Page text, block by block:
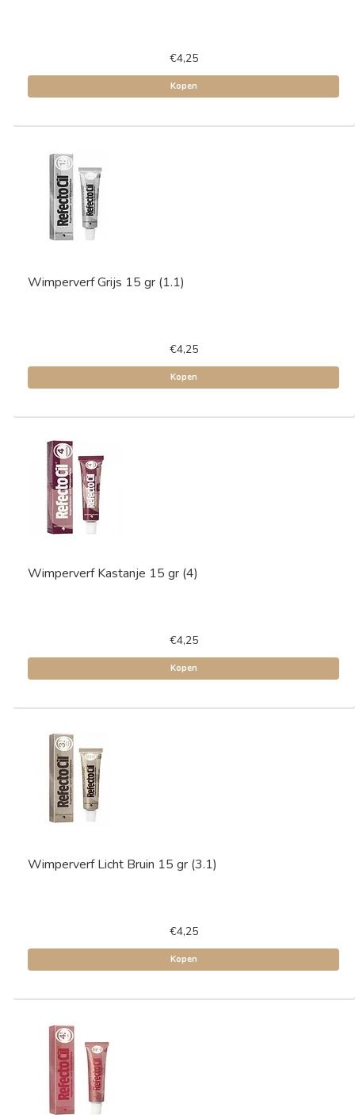
€4,25
Kopen
Wimperverf Grijs 15 gr (1.1)
€4,25
Kopen
Wimperverf Kastanje 15 gr (4)
€4,25
Kopen
Wimperverf Licht Bruin 15 gr (3.1)
€4,25
Kopen